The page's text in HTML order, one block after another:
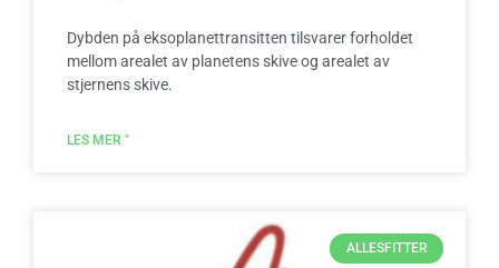
Dybden på eksoplanettransitten tilsvarer forholdet
mellom arealet av planetens skive og arealet av
stjernens skive.
LES MER "
ALLESFITTER